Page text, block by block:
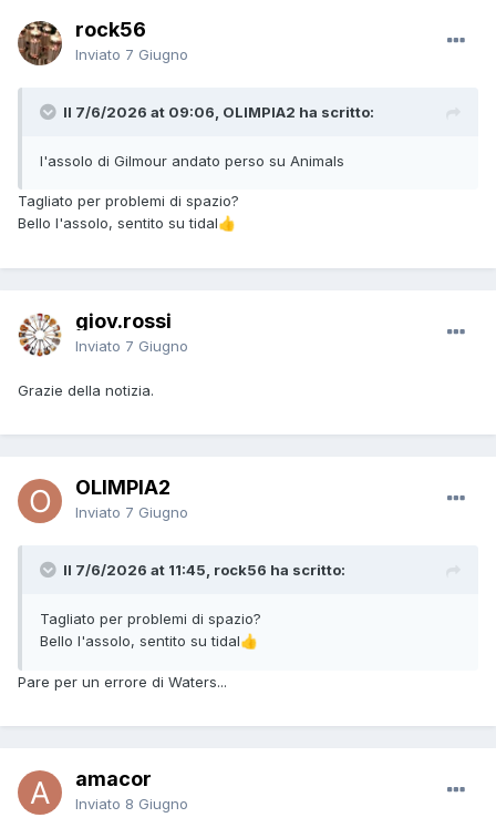
rock56
Inviato 7 Giugno
Il 7/6/2026 at 09:06, OLIMPIA2 ha scritto:
l'assolo di Gilmour andato perso su Animals
Tagliato per problemi di spazio?
Bello l'assolo, sentito su tidal👍
giov.rossi
Inviato 7 Giugno
Grazie della notizia.
OLIMPIA2
Inviato 7 Giugno
Il 7/6/2026 at 11:45, rock56 ha scritto:
Tagliato per problemi di spazio?
Bello l'assolo, sentito su tidal👍
Pare per un errore di Waters...
amacor
Inviato 8 Giugno